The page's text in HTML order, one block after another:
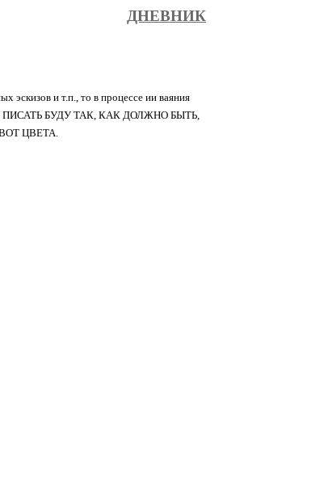
ДНЕВНИК
эскизов и т.п., то в процессе ии ваяния
ПИСАТЬ БУДУ ТАК, КАК ДОЛЖНО БЫТЬ,
ЦВЕТА.